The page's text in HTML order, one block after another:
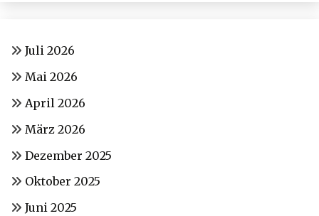
Juli 2026
Mai 2026
April 2026
März 2026
Dezember 2025
Oktober 2025
Juni 2025